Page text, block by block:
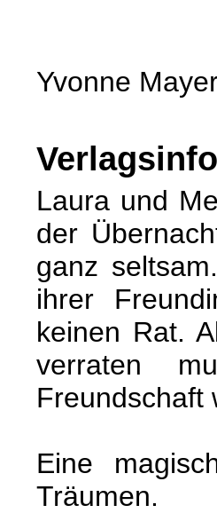
Yvonne
Verlagsinfo
Laura und
der
ganz
ihrer
keinen Rat.
verraten
Eine
Träumen.